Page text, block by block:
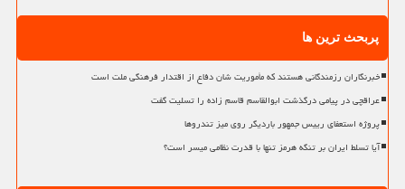
پربحث ترین ها
خبرنگاران رزمندگانی هستند که مأموریت شان دفاع از اقتدار فرهنگی ملت است
عراقچی در پیامی درگذشت ابوالقاسم قاسم زاده را تسلیت گفت
پروژه استعفای رییس جمهور باردیگر روی میز تندروها
آیا تسلط ایران بر تنگه هرمز تنها با قدرت نظامی میسر است؟